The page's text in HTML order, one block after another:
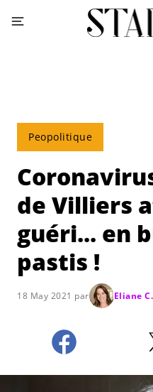
Peopolitique
de Villiers
guéri... en
pastis !
18 May 2021 par Eliane C.